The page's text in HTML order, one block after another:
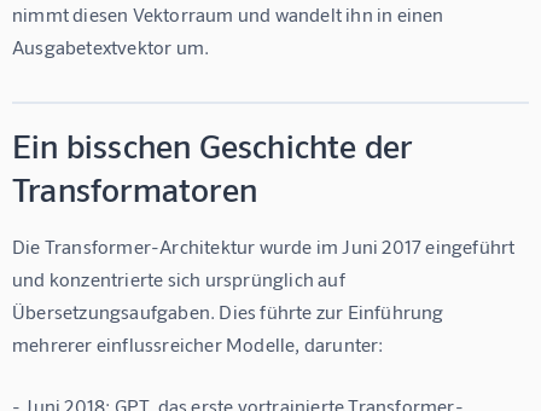
nimmt diesen Vektorraum und wandelt ihn in einen
Ausgabetextvektor um.
Ein bisschen Geschichte der
Transformatoren
Die Transformer-Architektur wurde im Juni 2017 eingeführt
und konzentrierte sich ursprünglich auf
Übersetzungsaufgaben. Dies führte zur Einführung
mehrerer einflussreicher Modelle, darunter:
- Juni 2018: GPT, das erste vortrainierte Transformer-